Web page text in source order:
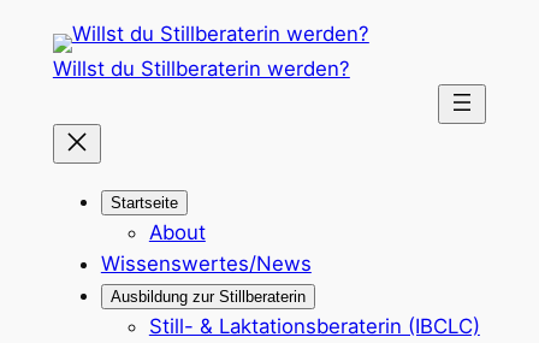
Inhalt
Willst du Stillberaterin werden?
Startseite
About
Wissenswertes/News
Ausbildung zur Stillberaterin
Still- & Laktationsberaterin (IBCLC)